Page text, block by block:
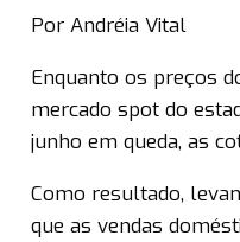
Por Andréia Vital
Enquanto os preços
mercado spot do
junho em queda, as
Como resultado,
que as vendas